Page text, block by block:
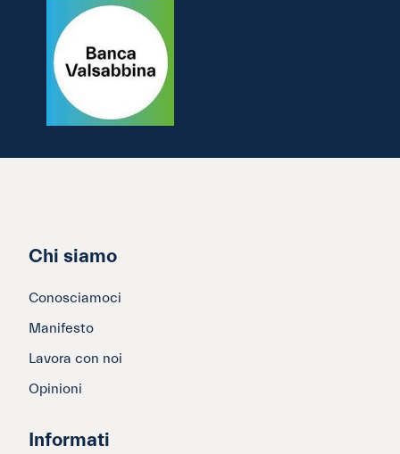
Chi siamo
Conosciamoci
Manifesto
Lavora con noi
Opinioni
Informati